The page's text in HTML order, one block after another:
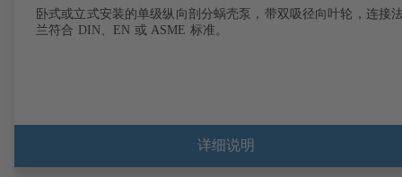
卧式或立式安装的单级纵向剖分蜗壳泵，带双吸径向叶轮，连接
兰符合 DIN、EN 或 ASME 标准。
详细说明